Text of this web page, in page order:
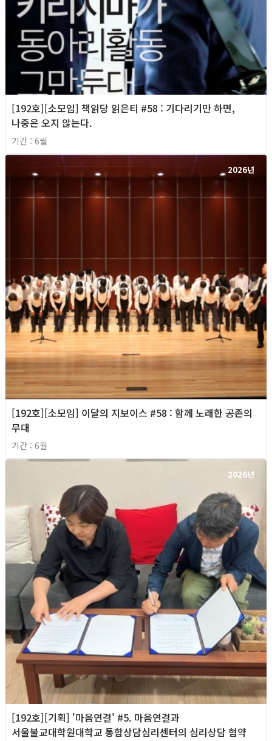
[192호][소모임] 책읽당 읽은티 #58 : 기다리기만 하면,
나중은 오지 않는다.
기간 : 6월
2026년
[192호][소모임] 이달의 지보이스 #58 : 함께 노래한 공존의
무대
기간 : 6월
2026년
[192호][기획] '마음연결' #5. 마음연결과
서울불교대학원대학교 통합상담심리센터의 심리상담 협약